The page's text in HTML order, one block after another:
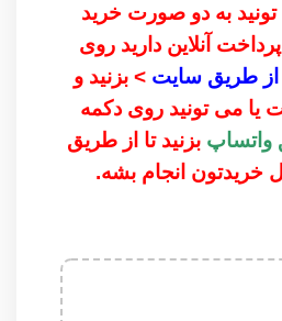
به دو صورت خرید
آنلاین دارید روی
طریق سایت> بزنید و
یا می تونید روی دکمه
بزنید تا از طریق
خریدتون انجام بشه.